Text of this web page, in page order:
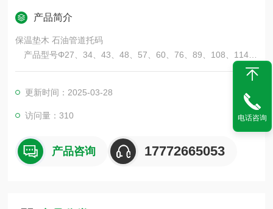
产品简介
保温垫木 石油管道托码
产品型号Φ27、34、43、48、57、60、76、89、108、114、
133、159、165、219、273、325、377、426、478、530、63
0、720、820、916使用于固定木托和管道的安装架接作用、并
能做消防管道安装。
更新时间：2025-03-28
访问量：310
产品咨询 17772665053
电话咨询